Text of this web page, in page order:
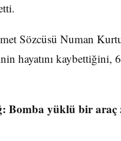
Sözcüsü Numan
hayatını kaybettiğini,
Bomba yüklü bir araç